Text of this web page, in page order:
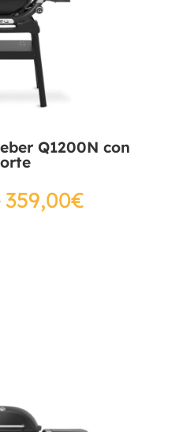
Q1200N con
359,00€